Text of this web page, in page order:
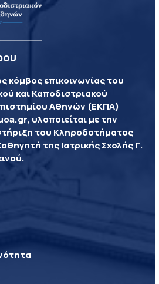
κόμβος επικοινωνίας του
και Καποδιστριακού
Αθηνών (ΕΚΠΑ)
υλοποιείται με την
του Κληροδοτήματος
της Ιατρικής Σχολής Γ.